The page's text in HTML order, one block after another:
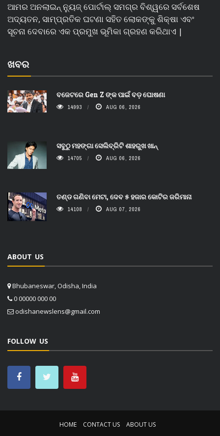
ଆମର ଅନଲାଇନ୍ ନ୍ୟୁଜ୍ ପୋର୍ଟାଲ୍ ସମଗ୍ର ବିଶ୍ୱରେ ସର୍ବଶେଷ
ଅଦ୍ୟତନ, ସାମ୍ପ୍ରତିକ ଘଟଣା ସହିତ ଲୋକଙ୍କୁ ଶିକ୍ଷା ଏବଂ
ସୂଚନା ଦେବାରେ ଏକ ପ୍ରମୁଖ ଭୂମିକା ଗ୍ରହଣ କରିଥାଏ |
ଖବର
ବଜେଟରେ Gen Z ଙ୍କ ପାଇଁ ବଡ଼ ଘୋଷଣା
14993 AUG 06, 2026
ସବୁଠୁ ମହଙ୍ଗା ସେଲିବ୍ରିଟି ଶାହରୁଖ ଖାନ୍
14705 AUG 06, 2026
ତଣ୍ଡ ଗଣିବା ମେଟା, ଦେବ ୫ ହଜାର କୋଟିର ଜରିମାନା
14108 AUG 07, 2026
ABOUT US
Bhubaneswar, Odisha, India
0 00000 000 00
odishanewslens@gmail.com
FOLLOW US
HOME CONTACT US ABOUT US